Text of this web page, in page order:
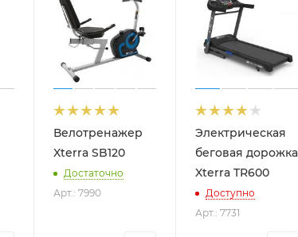
Велотренажер
Xterra SB120
Достаточно
Арт.: 7990
Электрическая
беговая дорожка
Xterra TR600
Доступно
Арт.: 7731